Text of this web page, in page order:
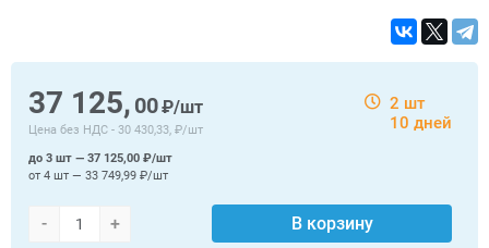
37 125, 00₽/шт
Цена без НДС - 30 430,33, ₽/шт
2 шт
10 дней
- + В корзину
до 3 шт — 37 125,00 ₽/шт
от 4 шт — 33 749,99 ₽/шт